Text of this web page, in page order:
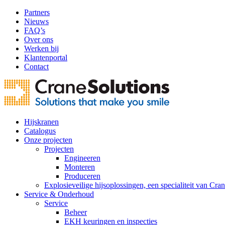
Partners
Nieuws
FAQ’s
Over ons
Werken bij
Klantenportal
Contact
Hijskranen
Catalogus
Onze projecten
Projecten
Engineeren
Monteren
Produceren
Explosieveilige hijsoplossingen, een specialiteit van
Service & Onderhoud
Service
Beheer
EKH keuringen en inspecties